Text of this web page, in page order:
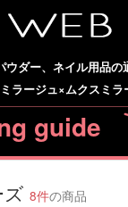
ウダー、ネイル用品の
ラージュ×ムクスミ
guide
8件の商品